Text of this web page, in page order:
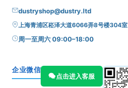
dustryshop@dustry.ltd
上海青浦区崧泽大道6066弄8号楼304室
周一至周六 09:00–18:00
企业微信
点击进入客服